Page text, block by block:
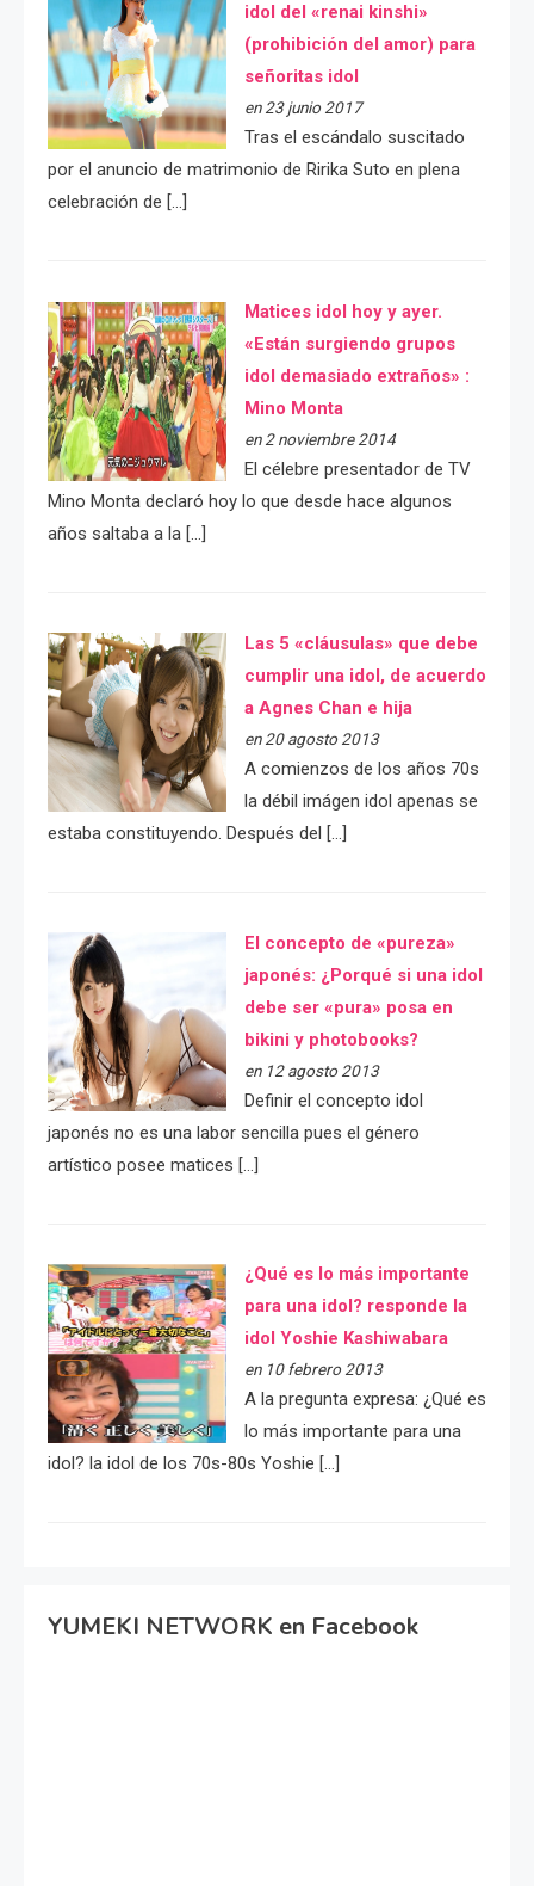
idol del «renai kinshi»
(prohibición del amor) para
señoritas idol
en 23 junio 2017
Tras el escándalo suscitado
por el anuncio de matrimonio de Ririka Suto en plena
celebración de […]
Matices idol hoy y ayer.
«Están surgiendo grupos
idol demasiado extraños» :
Mino Monta
en 2 noviembre 2014
El célebre presentador de TV
Mino Monta declaró hoy lo que desde hace algunos
años saltaba a la […]
Las 5 «cláusulas» que debe
cumplir una idol, de acuerdo
a Agnes Chan e hija
en 20 agosto 2013
A comienzos de los años 70s
la débil imágen idol apenas se
estaba constituyendo. Después del […]
El concepto de «pureza»
japonés: ¿Porqué si una idol
debe ser «pura» posa en
bikini y photobooks?
en 12 agosto 2013
Definir el concepto idol
japonés no es una labor sencilla pues el género
artístico posee matices […]
¿Qué es lo más importante
para una idol? responde la
idol Yoshie Kashiwabara
en 10 febrero 2013
A la pregunta expresa: ¿Qué es
lo más importante para una
idol? la idol de los 70s-80s Yoshie […]
YUMEKI NETWORK en Facebook